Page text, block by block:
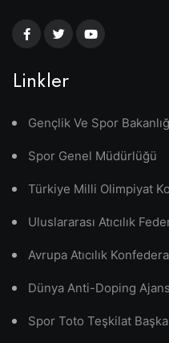
Linkler
Gençlik Ve Spor
Spor Genel Müdürlüğü
Türkiye Milli Olimpiyat
Uluslararası Atıcılık
Avrupa Atıcılık
Dünya Anti-Doping
Spor Toto Teşkilat